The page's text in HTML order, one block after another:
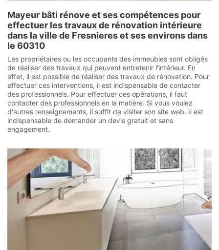
Mayeur bâti rénove et ses compétences pour
effectuer les travaux de rénovation intérieure
dans la ville de Fresnieres et ses environs dans
le 60310
Les propriétaires ou les occupants des immeubles sont obligés
de réaliser des travaux qui peuvent entretenir l'intérieur. En
effet, il est possible de réaliser des travaux de rénovation. Pour
effectuer ces interventions, il est indispensable de contacter
des professionnels. Pour effectuer ces opérations, il faut
contacter des professionnels en la matière. Si vous voulez
d'autres renseignements, il suffit de visiter son site web. Il est
indispensable de demander un devis gratuit et sans
engagement.